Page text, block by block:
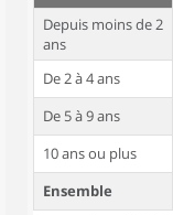
Depuis moins de 2
ans
De 2 à 4 ans
De 5 à 9 ans
10 ans ou plus
Ensemble